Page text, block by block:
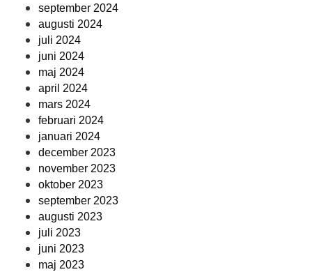
september 2024
augusti 2024
juli 2024
juni 2024
maj 2024
april 2024
mars 2024
februari 2024
januari 2024
december 2023
november 2023
oktober 2023
september 2023
augusti 2023
juli 2023
juni 2023
maj 2023